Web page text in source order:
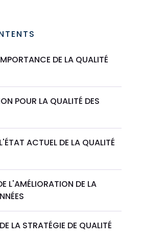
DE LA QUALITÉ
POUR LA QUALITÉ DES
ACTUEL DE LA QUALITÉ
L'AMÉLIORATION DE LA
LA STRATÉGIE DE QUALITÉ